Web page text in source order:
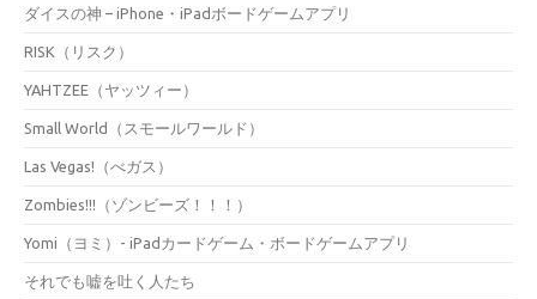
ダイスの神 – iPhone・iPadボードゲームアプリ
RISK（リスク）
YAHTZEE（ヤッツィー）
Small World（スモールワールド）
Las Vegas!（べガス）
Zombies!!!（ゾンビーズ！！！）
Yomi（ヨミ）- iPadカードゲーム・ボードゲームアプリ
それでも嘘を吐く人たち